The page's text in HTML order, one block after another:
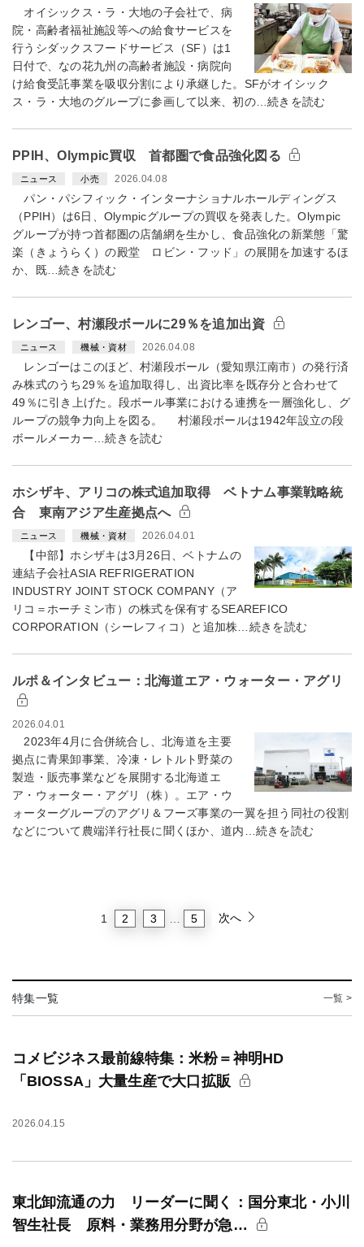
オイシックス・ラ・大地の子会社で、病
院・高齢者福祉施設等への給食サービスを
行うシダックスフードサービス（SF）は1
日付で、なの花九州の高齢者施設・病院向
け給食受託事業を吸収分割により承継した。SFがオイシック
ス・ラ・大地のグループに参画して以来、初の…続きを読む
PPIH、Olympic買収 首都圏で食品強化図る
ニュース 小売 2026.04.08
パン・パシフィック・インターナショナルホールディングス
（PPIH）は6日、Olympicグループの買収を発表した。Olympic
グループが持つ首都圏の店舗網を生かし、食品強化の新業態「驚
楽（きょうらく）の殿堂 ロビン・フッド」の展開を加速するほ
か、既…続きを読む
レンゴー、村瀬段ボールに29％を追加出資
ニュース 機械・資材 2026.04.08
レンゴーはこのほど、村瀬段ボール（愛知県江南市）の発行済
み株式のうち29％を追加取得し、出資比率を既存分と合わせて
49％に引き上げた。段ボール事業における連携を一層強化し、グ
ループの競争力向上を図る。 村瀬段ボールは1942年設立の段
ボールメーカー…続きを読む
ホシザキ、アリコの株式追加取得 ベトナム事業戦略統
合 東南アジア生産拠点へ
ニュース 機械・資材 2026.04.01
【中部】ホシザキは3月26日、ベトナムの
連結子会社ASIA REFRIGERATION
INDUSTRY JOINT STOCK COMPANY（ア
リコ＝ホーチミン市）の株式を保有するSEAREFICO
CORPORATION（シーレフィコ）と追加株…続きを読む
ルポ＆インタビュー：北海道エア・ウォーター・アグリ
2026.04.01
2023年4月に合併統合し、北海道を主要
拠点に青果卸事業、冷凍・レトルト野菜の
製造・販売事業などを展開する北海道エ
ア・ウォーター・アグリ（株）。エア・ウ
ォーターグループのアグリ＆フーズ事業の一翼を担う同社の役割
などについて農端洋行社長に聞くほか、道内…続きを読む
1 2 3 5 次へ
特集一覧 一覧 >
コメビジネス最前線特集：米粉＝神明HD
「BIOSSA」大量生産で大口拡販
2026.04.15
東北卸流通の力 リーダーに聞く：国分東北・小川
智生社長 原料・業務用分野が急…